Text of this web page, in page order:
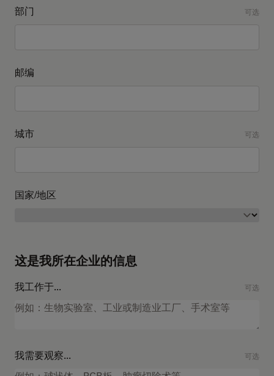
部门 可选
邮编
城市 可选
国家/地区
这是我所在企业的信息
我工作于... 可选
我需要观察... 可选